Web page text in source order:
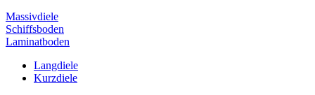
Massivdiele
Schiffsboden
Laminatboden
Langdiele
Kurzdiele